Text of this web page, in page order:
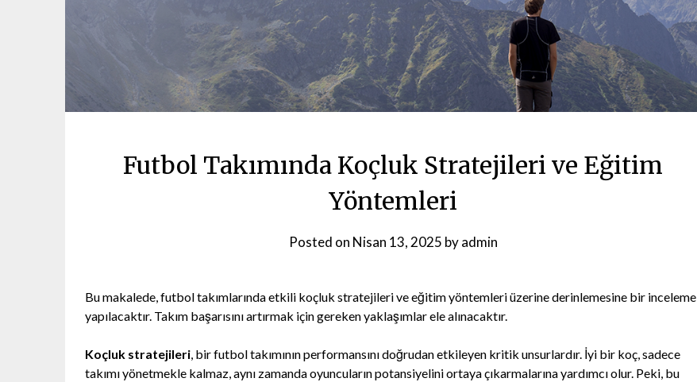
Futbol Takımında Koçluk Stratejileri ve Eğitim
Yöntemleri
Posted on Nisan 13, 2025 byadmin
Bu makalede, futbol takımlarında etkili koçluk stratejileri ve eğitim yöntemleri üzerine derinlemesine bir inceleme
yapılacaktır. Takım başarısını artırmak için gereken yaklaşımlar ele alınacaktır.
Koçluk stratejileri, bir futbol takımının performansını doğrudan etkileyen kritik unsurlardır. İyi bir koç, sadece
takımı yönetmekle kalmaz, aynı zamanda oyuncuların potansiyelini ortaya çıkarmalarına yardımcı olur. Peki, bu